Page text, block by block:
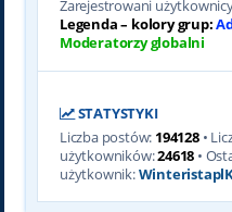
Zarejestrowani
Legenda – kolory grup:
Moderatorzy globalni
STATYSTYKI
Liczba postów: 194128•
użytkowników:24618 •
użytkownik: